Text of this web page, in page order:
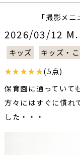
「撮影メ
2026/03/12
キッズ
キッズ・
★★★★★(5点)
保育園に通っていて
方々にはすぐに慣れ
した・・・